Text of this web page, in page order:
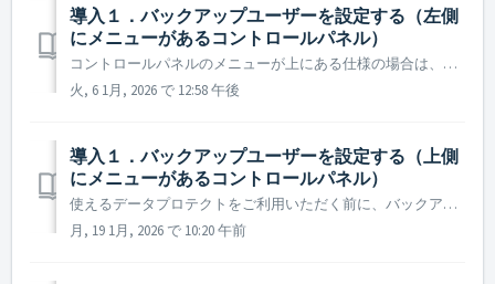
導入１．バックアップユーザーを設定する（左側
にメニューがあるコントロールパネル）
コントロールパネルのメニューが上にある仕様の場合は、こちらのFAQ をご参照ください。 使えるデータプロテクトをご利用いただくには、バックアップユーザーの設定が必要です。 ご契約いただきました時点で、すでに1ユーザーは作成されておりますので そのユーザーに対して、下記の手順でバックアップサービスの割り当てを行...
火, 6 1月, 2026 で 12:58 午後
導入１．バックアップユーザーを設定する（上側
にメニューがあるコントロールパネル）
使えるデータプロテクトをご利用いただく前に、バックアップユーザーの設定をおこないます。 コントロールパネル内のメニューが左側にある仕様の場合 はこちらのFAQをご参照ください。 ご契約いただきました時点で、すでに1ユーザーは作成されております。このバックアップユーザーへのパソコンやサーバーなどのバックアップ...
月, 19 1月, 2026 で 10:20 午前